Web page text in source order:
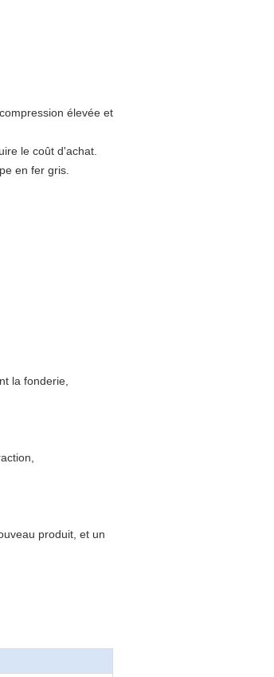
élevée et
le coût d'achat.
en fer gris.
la fonderie,
produit, et un